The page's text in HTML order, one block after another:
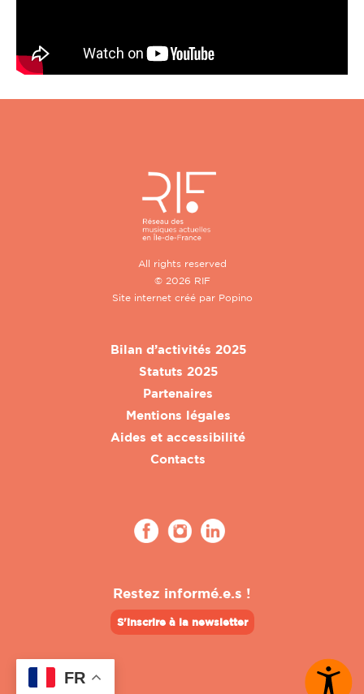
All rights reserved
© 2026 RIF
Site internet créé par Popino
Bilan d’activités 2025
Statuts 2025
Partenaires
Mentions légales
Aides et accessibilité
Contacts
Restez informé.e.s !
S'inscrire à la newsletter
FR